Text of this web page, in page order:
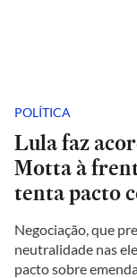
POLÍTICA
Lula faz
Motta à
tenta pacto
Negociação, que
neutralidade nas
pacto sobre